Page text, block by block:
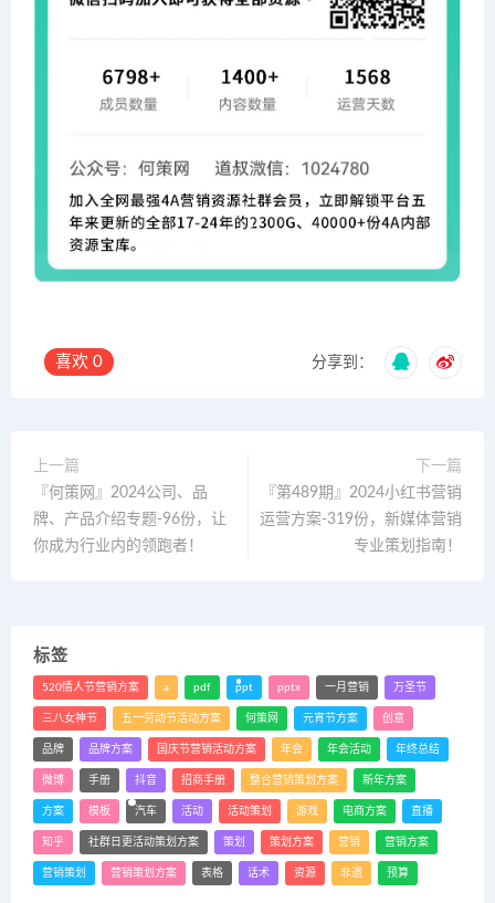
喜欢 0 分享到：
上一篇
『何策网』2024公司、品
牌、产品介绍专题-96份，让
你成为行业内的领跑者！
下一篇
『第489期』2024小红书营销
运营方案-319份，新媒体营销
专业策划指南！
标签
520情人节营销方案 a pdf ppt pptx 一月营销 万圣节
三八女神节 五一劳动节活动方案 何策网 元宵节方案 创意
品牌 品牌方案 国庆节营销活动方案 年会 年会活动 年终总结
微博 手册 抖音 招商手册 整合营销策划方案 新年方案
方案 模板 汽车 活动 活动策划 游戏 电商方案 直播
知乎 社群日更活动策划方案 策划 策划方案 营销 营销方案
营销策划 营销策划方案 表格 话术 资源 非遗 预算